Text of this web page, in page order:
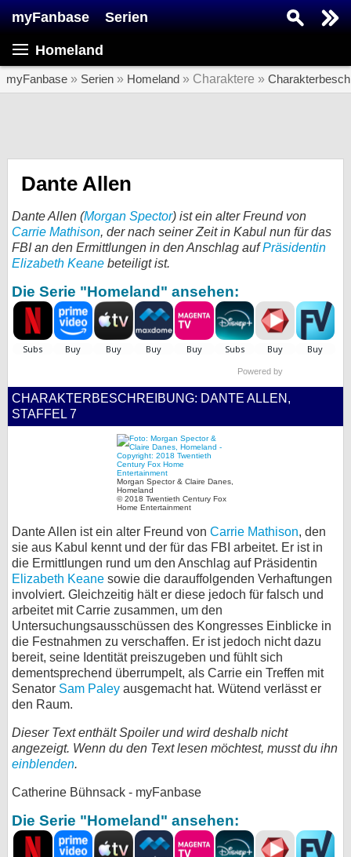
myFanbase Serien
Homeland
myFanbase » Serien » Homeland » Charaktere »
Dante Allen
Dante Allen (Morgan Spector) ist ein alter Freund von
Carrie Mathison, der nach seiner Zeit in Kabul nun für das
FBI an den Ermittlungen in den Anschlag aufPräsidentin
Elizabeth Keane beteiligt ist.
Die Serie "Homeland" ansehen:
Powered by
CHARAKTERBESCHREIBUNG: DANTE ALLEN,
STAFFEL 7
Morgan Spector & Claire Danes,
Homeland
© 2018 Twentieth Century Fox
Home Entertainment
Dante Allen ist ein alter Freund von Carrie Mathison, den
sie aus Kabul kennt und der für das FBI arbeitet. Er ist in
die Ermittlungen rund um den Anschlag auf Präsidentin
Elizabeth Keane sowie die darauffolgenden Verhaftungen
involviert. Gleichzeitig hält er diese jedoch für falsch und
arbeitet mit Carrie zusammen, um den
Untersuchungsausschüssen des Kongresses Einblicke in
die Festnahmen zu verschaffen. Er ist jedoch nicht dazu
bereit, seine Identität preiszugeben und fühlt sich
dementsprechend überrumpelt, als Carrie ein Treffen mit
Senator Sam Paley ausgemacht hat. Wütend verlässt er
den Raum.
Dieser Text enthält Spoiler und wird deshalb nicht
angezeigt. Wenn du den Text lesen möchtest, musst du ihn
einblenden.
Catherine Bühnsack - myFanbase
Die Serie "Homeland" ansehen:
SERIEN
KULTUR
Specials
Gewinnspiele
Forum
bei Facebook
Kontakt
Datenschutz
Cookie-Einstellungen
Impressum
Desktop-Ansicht
myFanbase